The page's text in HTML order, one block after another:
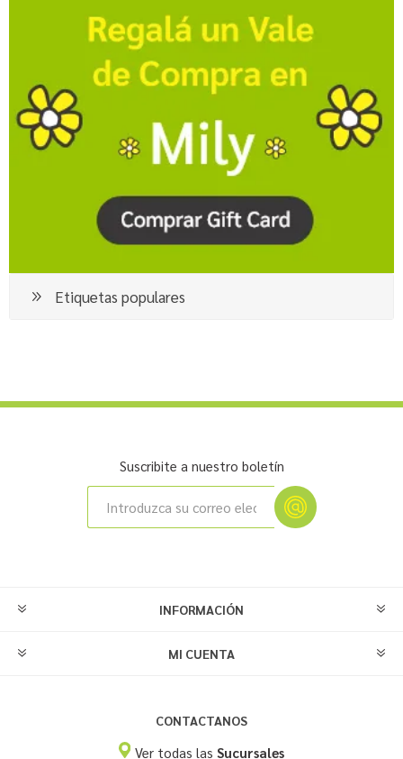
Etiquetas populares
Suscribite a nuestro boletín
INFORMACIÓN
MI CUENTA
CONTACTANOS
Ver todas lasSucursales